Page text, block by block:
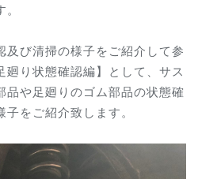
及び清掃の様子をご紹介して参
廻り状態確認編】として、サス
品や足廻りのゴム部品の状態確
をご紹介致します。